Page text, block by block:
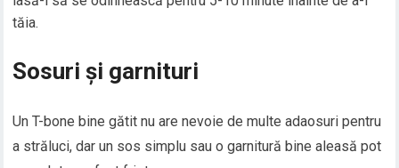
tăia.
Sosuri și garnituri
Un T-bone bine gătit nu are nevoie de multe adaosuri pentru
a străluci, dar un sos simplu sau o garnitură bine aleasă pot